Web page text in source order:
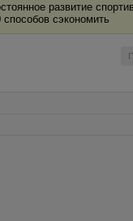
развитие
способов сэкономить